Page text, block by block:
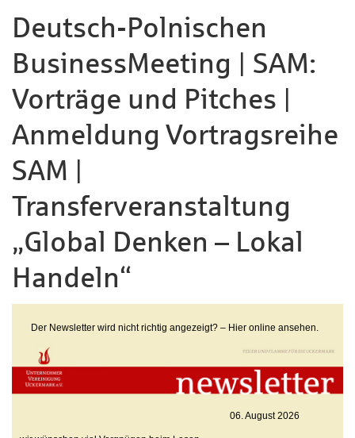
Deutsch-Polnischen
BusinessMeeting | SAM:
Vorträge und Pitches |
Anmeldung Vortragsreihe
SAM |
Transferveranstaltung
„Global Denken – Lokal
Handeln“